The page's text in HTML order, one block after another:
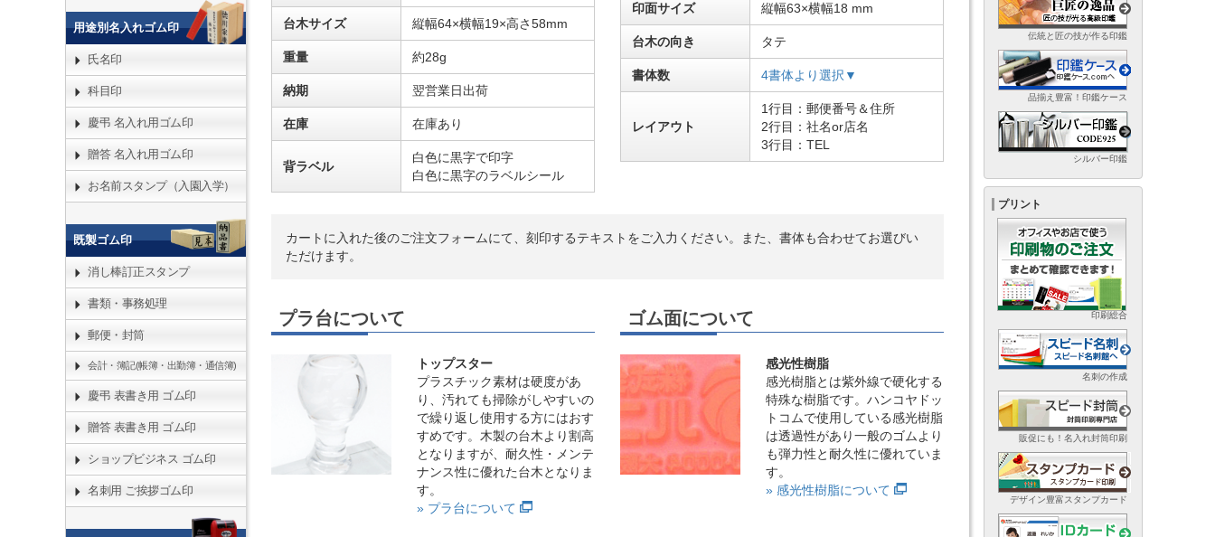
台木サイズ 縦幅64×横幅19×高さ58mm
重量 約28g
納期 翌営業日出荷
在庫 在庫あり
背ラベル
白色に黒字で印字
白色に黒字のラベルシール
印面サイズ 縦幅63×横幅18 mm
台木の向き タテ
書体数 4書体より選択▼
レイアウト
1行目：郵便番号＆住所
2行目：社名or店名
3行目：TEL
カートに入れた後のご注文フォームにて、刻印するテキストをご入力ください。また、書体も合わせてお選びい
ただけます。
プラ台について
トップスター
プラスチック素材は硬度があ
り、汚れても掃除がしやすいの
で繰り返し使用する方にはおす
すめです。木製の台木より割高
となりますが、耐久性・メンテ
ナンス性に優れた台木となりま
す。
» プラ台について
ゴム面について
感光性樹脂
感光樹脂とは紫外線で硬化する
特殊な樹脂です。ハンコヤドッ
トコムで使用している感光樹脂
は透過性があり一般のゴムより
も弾力性と耐久性に優れていま
す。
» 感光性樹脂について
用途別名入れゴム印
氏名印
科目印
慶弔 名入れ用ゴム印
贈答 名入れ用ゴム印
お名前スタンプ（入園入学）
既製ゴム印
消し棒訂正スタンプ
書類・事務処理
郵便・封筒
会計・簿記(帳簿・出勤簿・通信簿)
慶弔 表書き用 ゴム印
贈答 表書き用 ゴム印
ショップビジネス ゴム印
名刺用 ご挨拶ゴム印
伝統と匠の技が作る印鑑
品揃え豊富！印鑑ケース
シルバー印鑑
プリント
印刷総合
名刺の作成
販促にも！名入れ封筒印刷
デザイン豊富スタンプカード